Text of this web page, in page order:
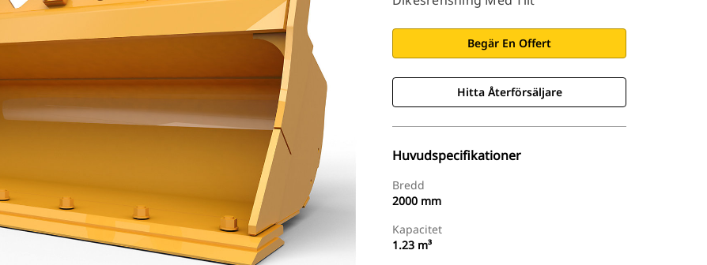
Begär En Offert
Hitta Återförsäljare
Huvudspecifikationer
Bredd
2000 mm
Kapacitet
1.23 m³